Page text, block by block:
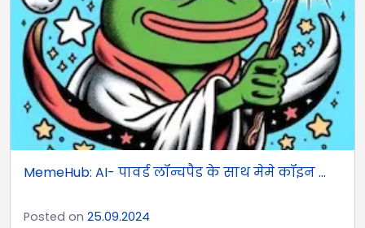
MemeHub: AI- पावर्ड लॉन्चपैड के साथ मेमे कॉइन ...
Posted on 25.09.2024